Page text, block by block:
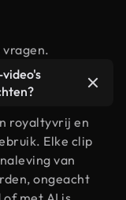
royaltyvrij en
Elke clip
van
ongeacht